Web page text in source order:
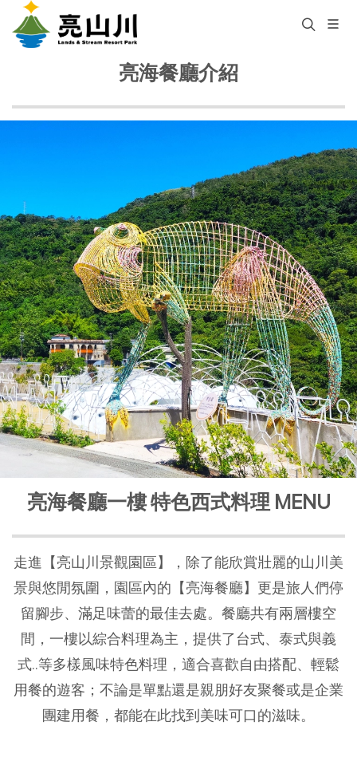
亮海餐廳介紹
亮海餐廳一樓 特色西式料理 MENU
走進【亮山川景觀園區】，除了能欣賞壯麗的山川美
景與悠閒氛圍，園區內的【亮海餐廳】更是旅人們停
留腳步、滿足味蕾的最佳去處。餐廳共有兩層樓空
間，一樓以綜合料理為主，提供了台式、泰式與義
式..等多樣風味特色料理，適合喜歡自由搭配、輕鬆
用餐的遊客；不論是單點還是親朋好友聚餐或是企業
團建用餐，都能在此找到美味可口的滋味。